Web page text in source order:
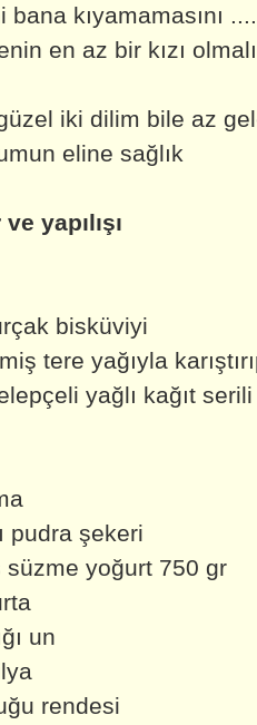
kıyamamasını
en az bir kızı
iki dilim bile az
eline sağlık
yapılışı
bisküviyi
tere yağıyla
yağlı kağıt
pudra şekeri
süzme yoğurt 750 gr
un
rendesi